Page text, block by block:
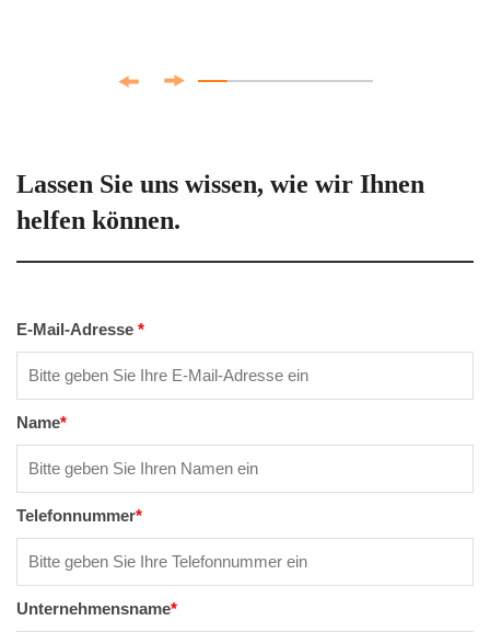
Lassen Sie uns wissen, wie wir Ihnen
helfen können.
E-Mail-Adresse *
Name*
Telefonnummer*
Unternehmensname*